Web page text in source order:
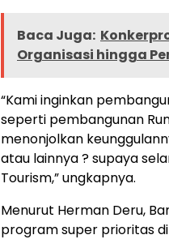
Baca Juga:
Organisasi hingga
“Kami inginkan
seperti pembangunan
menonjolkan
atau lainnya ? supaya
Tourism,” ungkapnya.
Menurut Herman Deru,
program super prioritas